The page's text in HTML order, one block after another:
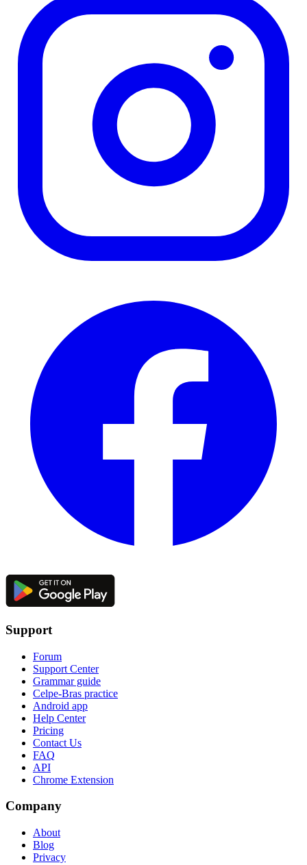
Support
Forum
Support Center
Grammar guide
Celpe-Bras practice
Android app
Help Center
Pricing
Contact Us
FAQ
API
Chrome Extension
Company
About
Blog
Privacy